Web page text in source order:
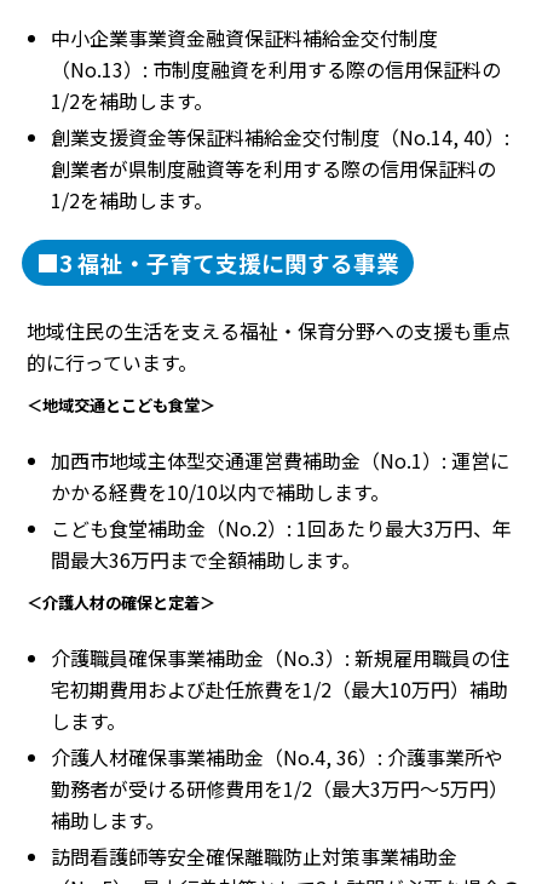
中小企業事業資金融資保証料補給金交付制度
（No.13）: 市制度融資を利用する際の信用保証料の
1/2を補助します。
創業支援資金等保証料補給金交付制度（No.14, 40）:
創業者が県制度融資等を利用する際の信用保証料の
1/2を補助します。
■3 福祉・子育て支援に関する事業
地域住民の生活を支える福祉・保育分野への支援も重点
的に行っています。
＜地域交通とこども食堂＞
加西市地域主体型交通運営費補助金（No.1）: 運営に
かかる経費を10/10以内で補助します。
こども食堂補助金（No.2）: 1回あたり最大3万円、年
間最大36万円まで全額補助します。
＜介護人材の確保と定着＞
介護職員確保事業補助金（No.3）: 新規雇用職員の住
宅初期費用および赴任旅費を1/2（最大10万円）補助
します。
介護人材確保事業補助金（No.4, 36）: 介護事業所や
勤務者が受ける研修費用を1/2（最大3万円〜5万円）
補助します。
訪問看護師等安全確保離職防止対策事業補助金